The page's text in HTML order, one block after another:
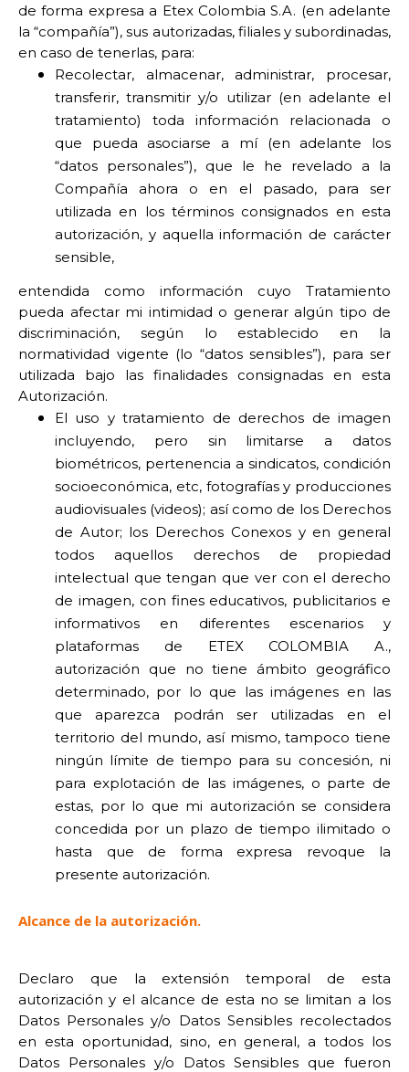
de forma expresa a Etex Colombia S.A. (en adelante
la “compañía”), sus autorizadas, filiales y subordinadas,
en caso de tenerlas, para:
Recolectar, almacenar, administrar, procesar,
transferir, transmitir y/o utilizar (en adelante el
tratamiento) toda información relacionada o
que pueda asociarse a mí (en adelante los
“datos personales”), que le he revelado a la
Compañía ahora o en el pasado, para ser
utilizada en los términos consignados en esta
autorización, y aquella información de carácter
sensible,
entendida como información cuyo Tratamiento
pueda afectar mi intimidad o generar algún tipo de
discriminación, según lo establecido en la
normatividad vigente (lo “datos sensibles”), para ser
utilizada bajo las finalidades consignadas en esta
Autorización.
El uso y tratamiento de derechos de imagen
incluyendo, pero sin limitarse a datos
biométricos, pertenencia a sindicatos, condición
socioeconómica, etc, fotografías y producciones
audiovisuales (videos); así como de los Derechos
de Autor; los Derechos Conexos y en general
todos aquellos derechos de propiedad
intelectual que tengan que ver con el derecho
de imagen, con fines educativos, publicitarios e
informativos en diferentes escenarios y
plataformas de ETEX COLOMBIA A.,
autorización que no tiene ámbito geográfico
determinado, por lo que las imágenes en las
que aparezca podrán ser utilizadas en el
territorio del mundo, así mismo, tampoco tiene
ningún límite de tiempo para su concesión, ni
para explotación de las imágenes, o parte de
estas, por lo que mi autorización se considera
concedida por un plazo de tiempo ilimitado o
hasta que de forma expresa revoque la
presente autorización.
Alcance de la autorización.
Declaro que la extensión temporal de esta
autorización y el alcance de esta no se limitan a los
Datos Personales y/o Datos Sensibles recolectados
en esta oportunidad, sino, en general, a todos los
Datos Personales y/o Datos Sensibles que fueron